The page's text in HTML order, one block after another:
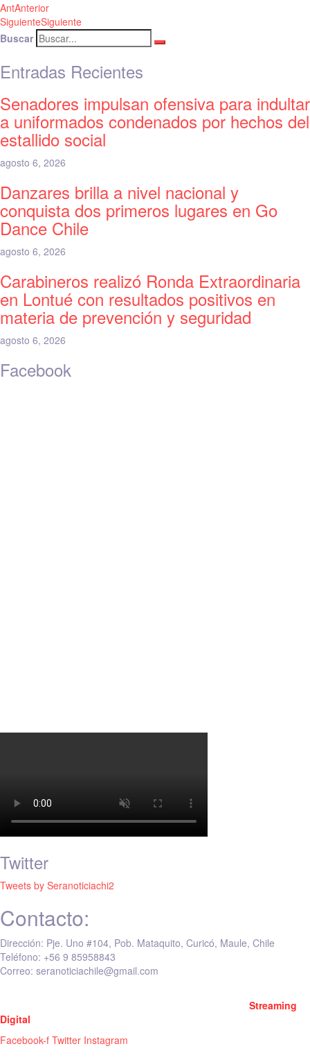
AntAnterior
SiguienteSiguiente
Buscar
Entradas Recientes
Senadores impulsan ofensiva para indultar
a uniformados condenados por hechos del
estallido social
agosto 6, 2026
Danzares brilla a nivel nacional y
conquista dos primeros lugares en Go
Dance Chile
agosto 6, 2026
Carabineros realizó Ronda Extraordinaria
en Lontué con resultados positivos en
materia de prevención y seguridad
agosto 6, 2026
Facebook
Twitter
Tweets by Seranoticiachi2
Contacto:
Dirección: Pje. Uno #104, Pob. Mataquito, Curicó, Maule, Chile
Teléfono: +56 9 85958843
Correo: seranoticiachile@gmail.com
Streaming
Digital
Facebook-f Twitter Instagram